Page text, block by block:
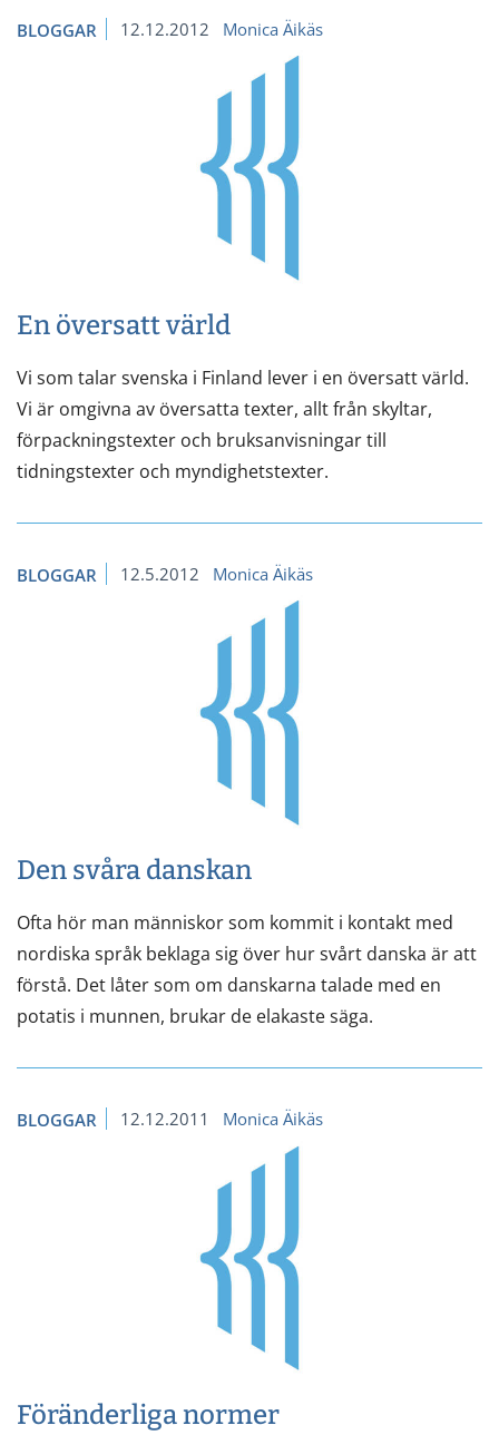
BLOGGAR 12.12.2012 Monica Äikäs
En översatt värld
Vi som talar svenska i Finland lever i en översatt värld.
Vi är omgivna av översatta texter, allt från skyltar,
förpackningstexter och bruksanvisningar till
tidningstexter och myndighetstexter.
BLOGGAR 12.5.2012 Monica Äikäs
Den svåra danskan
Ofta hör man människor som kommit i kontakt med
nordiska språk beklaga sig över hur svårt danska är att
förstå. Det låter som om danskarna talade med en
potatis i munnen, brukar de elakaste säga.
BLOGGAR 12.12.2011 Monica Äikäs
Föränderliga normer